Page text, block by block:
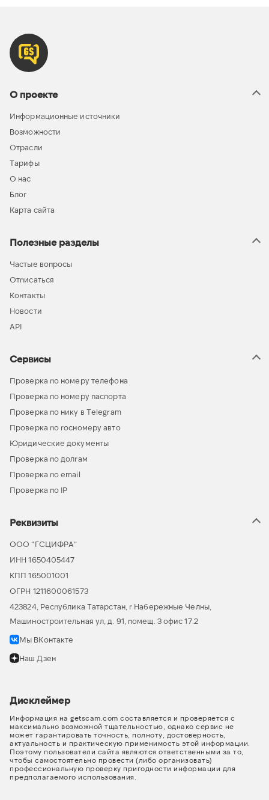
О проекте
Информационные источники
Возможности
Отрасли
Тарифы
О нас
Блог
Карта сайта
Полезные разделы
Частые вопросы
Отписаться
Контакты
Новости
API
Сервисы
Проверка по номеру телефона
Проверка по номеру паспорта
Проверка по нику в Telegram
Проверка по госномеру авто
Юридические документы
Проверка по долгам
Проверка по email
Проверка по IP
Реквизиты
ООО “ГСЦИФРА”
ИНН 1650405447
КПП 165001001
ОГРН 1211600061573
423824, Республика Татарстан, г Набережные Челны,
Машиностроительная ул, д. 91, помещ. 3 офис 17.2
Мы ВКонтакте
Наш Дзен
Дисклеймер
Информация на getscam.com составляется и проверяется с
максимально возможной тщательностью, однако сервис не
может гарантировать точность, полноту, достоверность,
актуальность и практическую применимость этой информации.
Поэтому пользователи сайта являются ответственными за то,
чтобы самостоятельно провести (либо организовать)
профессиональную проверку пригодности информации для
предполагаемого использования.